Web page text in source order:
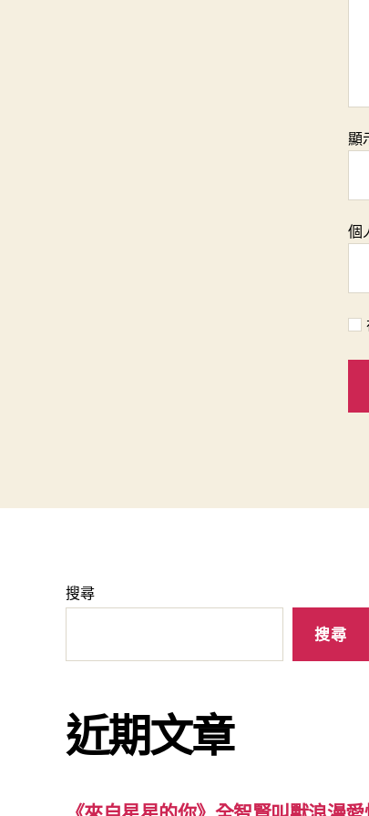
顯
個
搜尋
搜尋
近期文章